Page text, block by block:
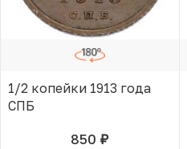
1/2 копейки 1913 года
СПБ
850 руб.В КОРЗИНЕ